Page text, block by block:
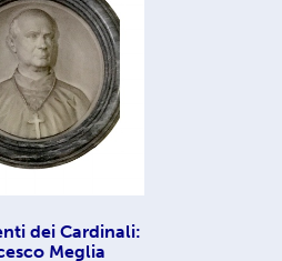
dei Cardinali:
Meglia